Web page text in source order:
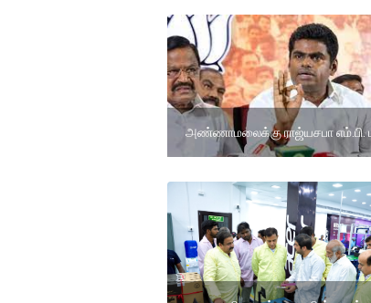
அண்ணாமலைக்கு ராஜ்யசபா எம்.பி.